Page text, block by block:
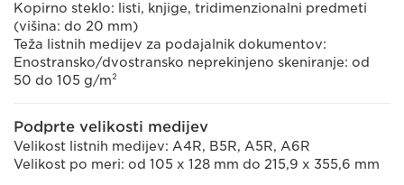
Kopirno steklo: listi, knjige, tridimenzionalni predmeti
(višina: do 20 mm)
Teža listnih medijev za podajalnik dokumentov:
Enostransko/dvostransko neprekinjeno skeniranje: od
50 do 105 g/m²
Podprte velikosti medijev
Velikost listnih medijev: A4R, B5R, A5R, A6R
Velikost po meri: od 105 x 128 mm do 215,9 x 355,6 mm